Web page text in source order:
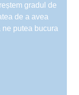
gradul de
de a avea
putea bucura